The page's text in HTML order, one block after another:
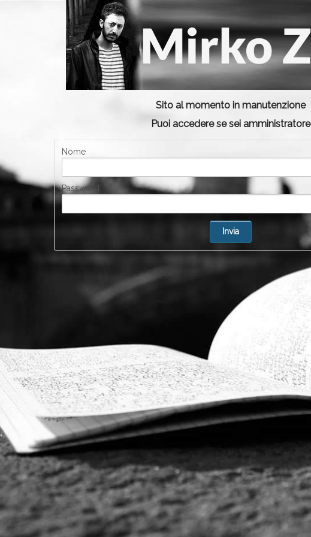
Sito al momento in manutenzione
Puoi accedere se sei amministratore
Nome
Password